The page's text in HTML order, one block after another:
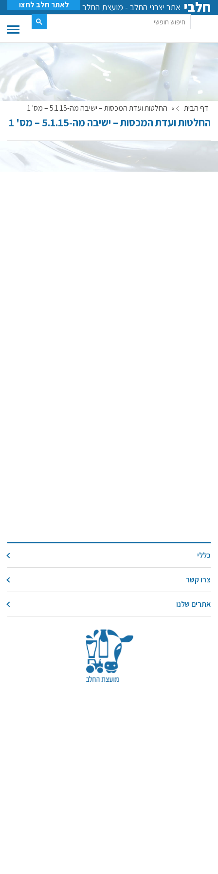
חלבי אתר יצרני החלב - מועצת החלב לאתר חלב לחצו
דף הבית » החלטות ועדת המכסות – ישיבה מה-5.1.15 – מס' 1
החלטות ועדת המכסות – ישיבה מה-5.1.15 – מס' 1
כללי
צרו קשר
אתרים שלנו